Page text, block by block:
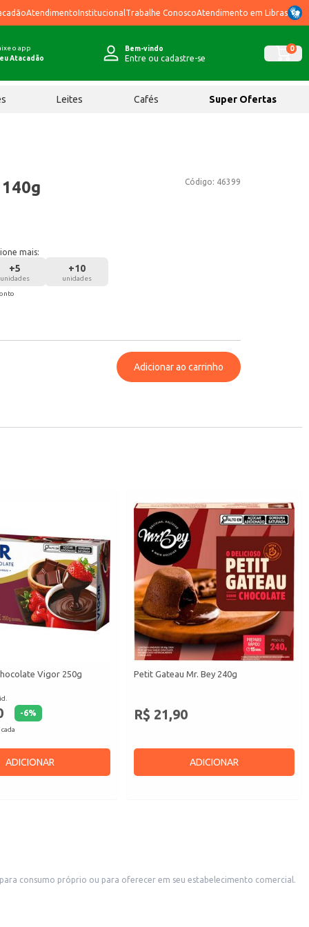
AtendimentoInstitucional Trabalhe ConoscoAtendimento em Libras
o app
Atacadão
Bem-vindo
Entre ou cadastre-se
0
Leites Cafés Super Ofertas
Código: 46399
mais:
+5
unidades
+10
unidades
Adicionar ao carrinho
Vigor 250g
-6%
ADICIONAR
Petit Gateau Mr. Bey 240g
R$ 21,90
ADICIONAR
consumo próprio ou para oferecer em seu estabelecimento comercial.